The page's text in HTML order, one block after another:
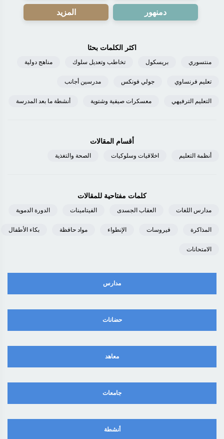
دمنهور المزيد
اكثر الكلمات بحثا
منتسوري بريسكول تخاطب وتعديل سلوك مناهج دولية
تعليم فرنساوي جولي فونكس مدرسين أجانب
التعليم الترفيهي معسكرات صيفية وشتوية أنشطة ما بعد المدرسة
أقسام المقالات
أنظمة التعليم اخلاقيات وسلوكيات الصحة والتغذية
كلمات مفتاحية للمقالات
مدارس اللغات العقاب الجسدى الفيتامينات الدورة الدموية
المذاكرة فيروسات الإنطواء مواد حافظة بكاء الأطفال
الامتحانات
مدارس
حضانات
معاهد
جامعات
أنشطة